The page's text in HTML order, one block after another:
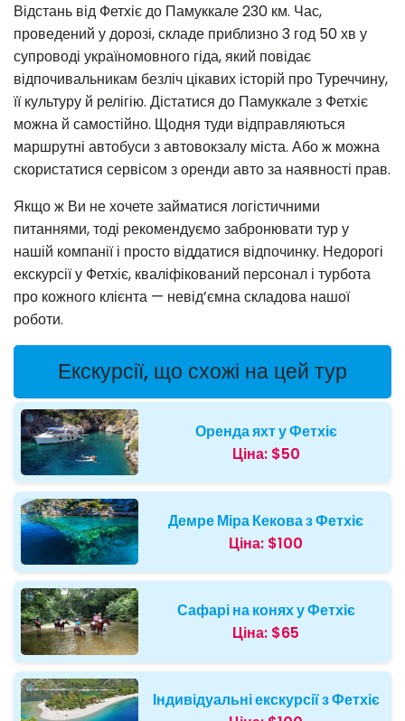
Відстань від Фетхіє до Памуккале 230 км. Час,
проведений у дорозі, складе приблизно 3 год 50 хв у
супроводі україномовного гіда, який повідає
відпочивальникам безліч цікавих історій про Туреччину,
її культуру й релігію. Дістатися до Памуккале з Фетхіє
можна й самостійно. Щодня туди відправляються
маршрутні автобуси з автовокзалу міста. Або ж можна
скористатися сервісом з оренди авто за наявності прав.
Якщо ж Ви не хочете займатися логістичними
питаннями, тоді рекомендуємо забронювати тур у
нашій компанії і просто віддатися відпочинку. Недорогі
екскурсії у Фетхіє, кваліфікований персонал і турбота
про кожного клієнта — невід’ємна складова нашої
роботи.
Екскурсії, що схожі на цей тур
Оренда яхт у Фетхіє
Ціна: $50
Демре Міра Кекова з Фетхіє
Ціна: $100
Сафарі на конях у Фетхіє
Ціна: $65
Індивідуальні екскурсії з Фетхіє